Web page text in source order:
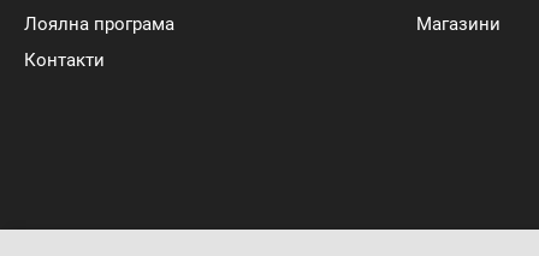
Лоялна програма
Контакти
Магазини